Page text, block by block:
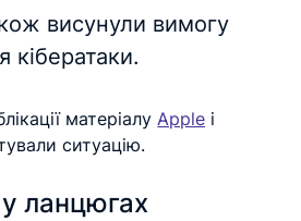
висунули вимогу
кібератаки.
матеріалу Apple і
ситуацію.
ланцюгах